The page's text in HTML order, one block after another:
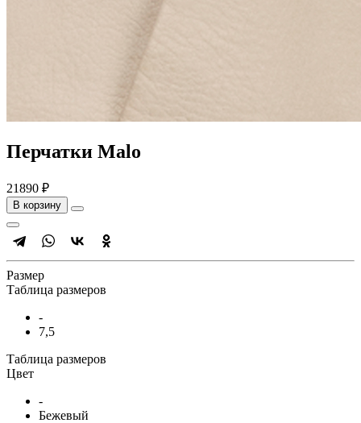
Перчатки Malo
21890 ₽
В корзину
Размер
Таблица размеров
-
7,5
Таблица размеров
Цвет
-
Бежевый